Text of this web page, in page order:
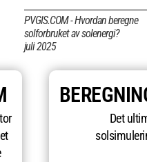
PVGIS.COM - Hvordan beregne
solforbruket av solenergi?
juli 2025
Det